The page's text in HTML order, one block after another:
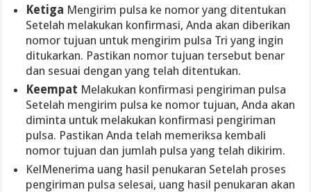
Ketiga Mengirim pulsa ke nomor yang ditentukan
Setelah melakukan konfirmasi, Anda akan diberikan
nomor tujuan untuk mengirim pulsa Tri yang ingin
ditukarkan. Pastikan nomor tujuan tersebut benar
dan sesuai dengan yang telah ditentukan.
Keempat Melakukan konfirmasi pengiriman pulsa
Setelah mengirim pulsa ke nomor tujuan, Anda akan
diminta untuk melakukan konfirmasi pengiriman
pulsa. Pastikan Anda telah memeriksa kembali
nomor tujuan dan jumlah pulsa yang telah dikirim.
KelMenerima uang hasil penukaran Setelah proses
pengiriman pulsa selesai, uang hasil penukaran akan